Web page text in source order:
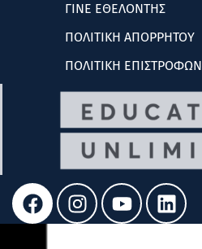
ΓΙΝΕ ΕΘΕΛΟΝΤΗΣ
ΠΟΛΙΤΙΚΗ ΑΠΟΡΡΗΤΟΥ
ΠΟΛΙΤΙΚΗ ΕΠΙΣΤΡΟΦΩΝ